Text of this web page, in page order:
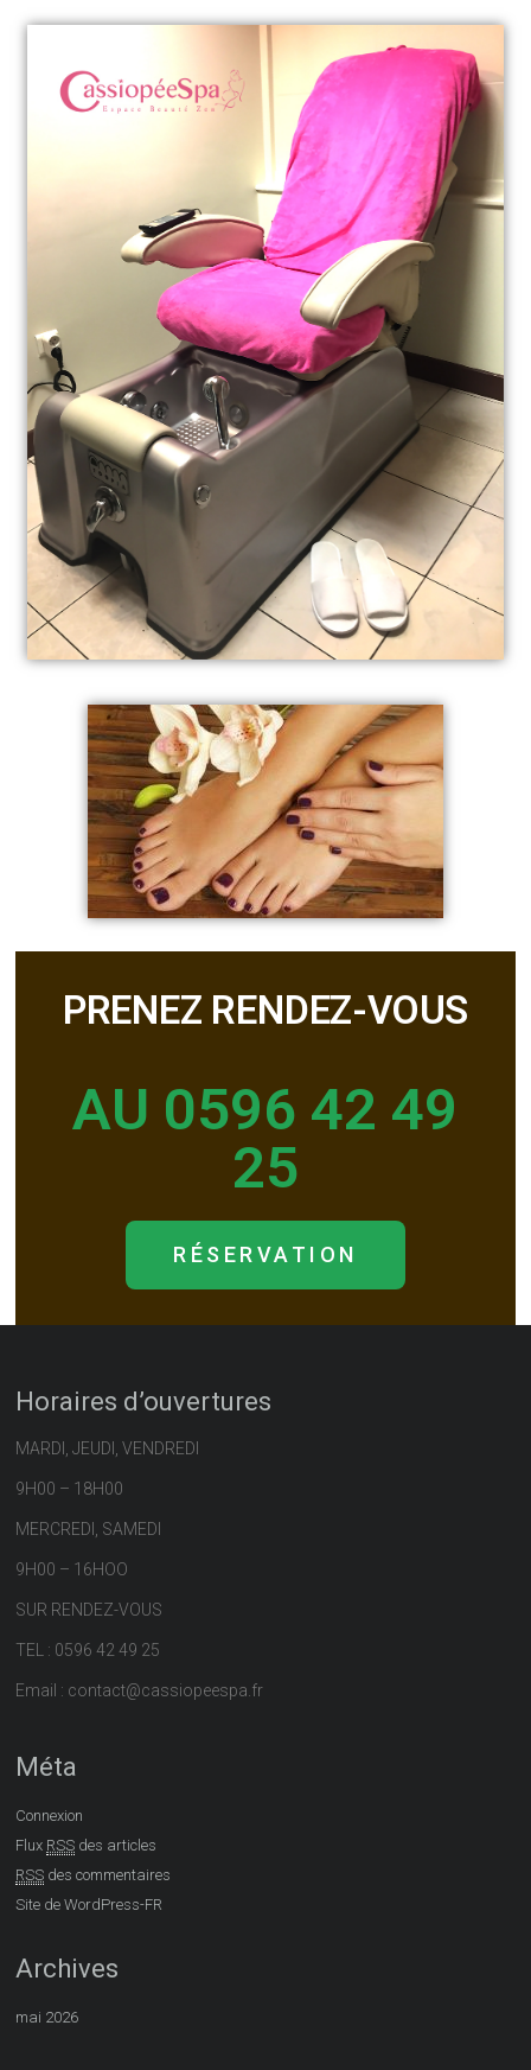
PRENEZ RENDEZ-VOUS
AU 0596 42 49
25
RÉSERVATION
Horaires d’ouvertures
MARDI, JEUDI, VENDREDI
9H00 – 18H00
MERCREDI, SAMEDI
9H00 – 16HOO
SUR RENDEZ-VOUS
TEL : 0596 42 49 25
Email : contact@cassiopeespa.fr
Méta
Connexion
Flux RSS des articles
RSS des commentaires
Site de WordPress-FR
Archives
mai 2026